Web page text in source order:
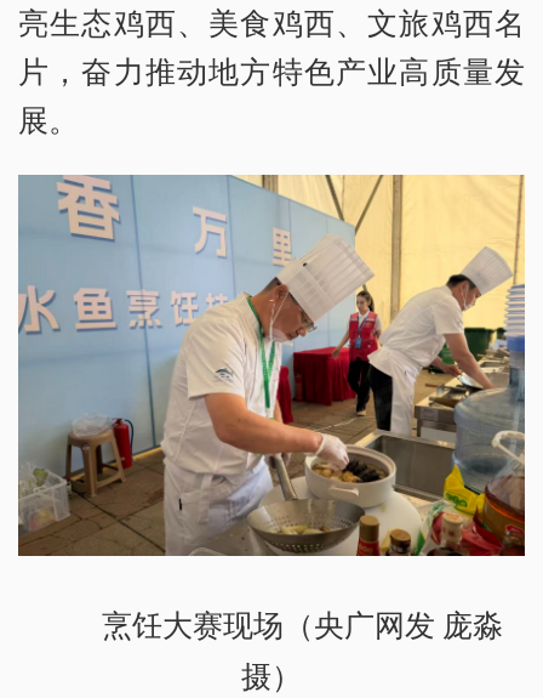
亮生态鸡西、美食鸡西、文旅鸡西名
片，奋力推动地方特色产业高质量发
展。
烹饪大赛现场（央广网发 庞淼
摄）